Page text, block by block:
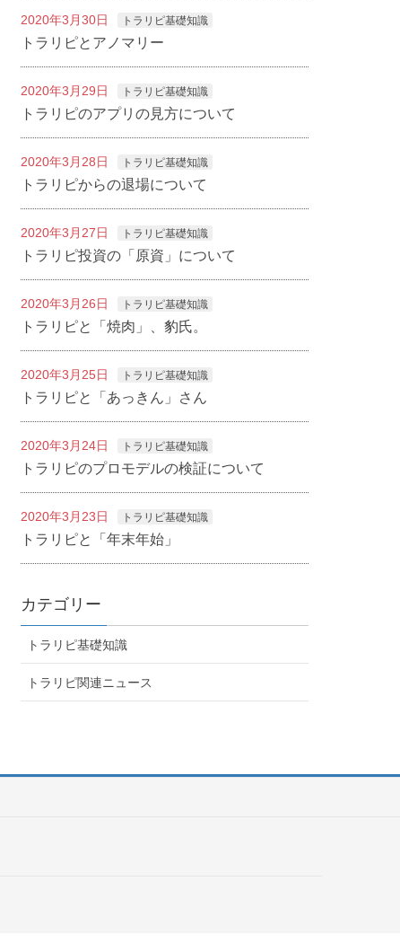
2020年3月30日 トラリピ基礎知識
トラリピとアノマリー
2020年3月29日 トラリピ基礎知識
トラリピのアプリの見方について
2020年3月28日 トラリピ基礎知識
トラリピからの退場について
2020年3月27日 トラリピ基礎知識
トラリピ投資の「原資」について
2020年3月26日 トラリピ基礎知識
トラリピと「焼肉」、豹氏。
2020年3月25日 トラリピ基礎知識
トラリピと「あっきん」さん
2020年3月24日 トラリピ基礎知識
トラリピのプロモデルの検証について
2020年3月23日 トラリピ基礎知識
トラリピと「年末年始」
カテゴリー
トラリピ基礎知識
トラリピ関連ニュース